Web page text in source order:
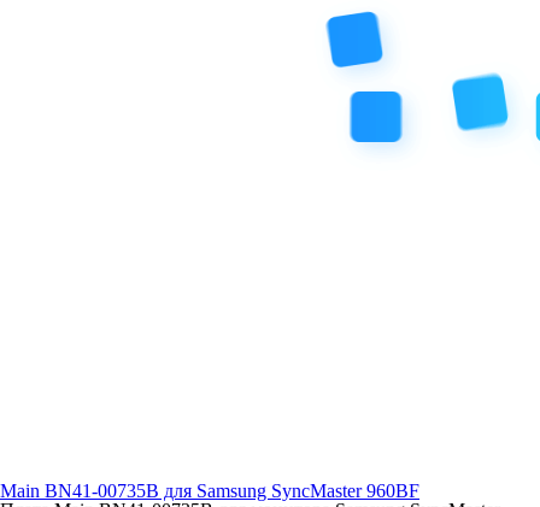
Main BN41-00735B для Samsung SyncMaster 960BF